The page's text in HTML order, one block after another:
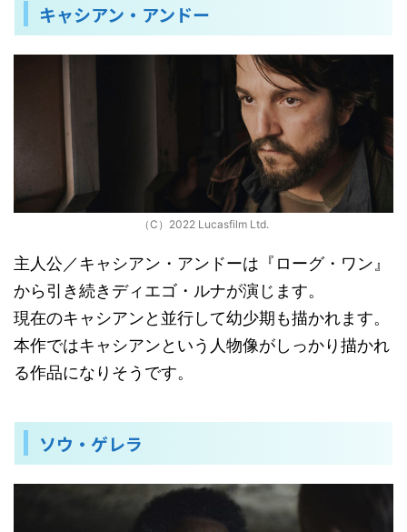
キャシアン・アンドー
（C）2022 Lucasfilm Ltd.
主人公／キャシアン・アンドーは『ローグ・ワン』
から引き続きディエゴ・ルナが演じます。
現在のキャシアンと並行して幼少期も描かれます。
本作ではキャシアンという人物像がしっかり描かれ
る作品になりそうです。
ソウ・ゲレラ